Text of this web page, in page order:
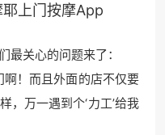
上门按摩App
最关心的问题来了：
！而且外面的店不仅要
，万一遇到个‘力工’给我